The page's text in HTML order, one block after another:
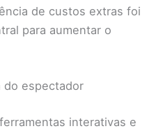
de custos extras foi
para aumentar o
do espectador
interativas e